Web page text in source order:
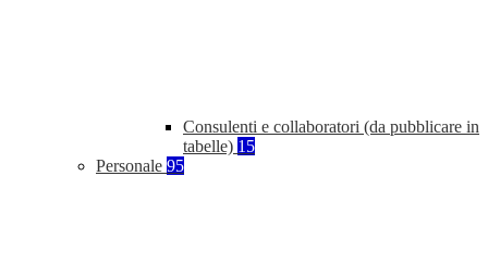
Consulenti e collaboratori (da pubblicare in
tabelle) 15
Personale 95